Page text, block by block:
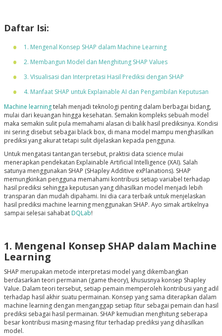
Daftar Isi:
1. Mengenal Konsep SHAP dalam Machine Learning
2. Membangun Model dan Menghitung SHAP Values
3. VIsualisasi dan Interpretasi Hasil Prediksi dengan SHAP
4. Manfaat SHAP untuk Explainable AI dan Pengambilan Keputusan
Machine learningtelah menjadi teknologi penting dalam berbagai bidang,
mulai dari keuangan hingga kesehatan. Semakin kompleks sebuah model
maka semakin sulit pula memahami alasan di balik hasil prediksinya. Kondisi
ini sering disebut sebagai black box, di mana model mampu menghasilkan
prediksi yang akurat tetapi sulit dijelaskan kepada pengguna.
Untuk mengatasi tantangan tersebut, praktisi data science mulai
menerapkan pendekatan Explainable Artificial Intelligence (XAI). Salah
satunya menggunakan SHAP (SHapley Additive exPlanations). SHAP
memungkinkan pengguna memahami kontribusi setiap variabel terhadap
hasil prediksi sehingga keputusan yang dihasilkan model menjadi lebih
transparan dan mudah dipahami. Ini dia cara terbaik untuk menjelaskan
hasil prediksi machine learning menggunakan SHAP. Ayo simak artikelnya
sampai selesai sahabat DQLab!
1. Mengenal Konsep SHAP dalam Machine
Learning
SHAP merupakan metode interpretasi model yang dikembangkan
berdasarkan teori permainan (game theory), khususnya konsep Shapley
Value. Dalam teori tersebut, setiap pemain memperoleh kontribusi yang adil
terhadap hasil akhir suatu permainan. Konsep yang sama diterapkan dalam
machine learning dengan menganggap setiap fitur sebagai pemain dan hasil
prediksi sebagai hasil permainan. SHAP kemudian menghitung seberapa
besar kontribusi masing-masing fitur terhadap prediksi yang dihasilkan
model.